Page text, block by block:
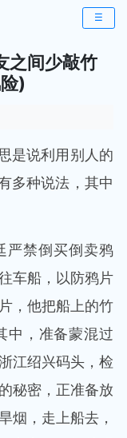
☰
之间少敲竹
)
是说利用别人的
多种说法，其中
严禁倒买倒卖鸦
车船，以防鸦片
，他把船上的竹
中，准备蒙混过
江绍兴码头，检
秘密，正准备放
烟，走上船去，